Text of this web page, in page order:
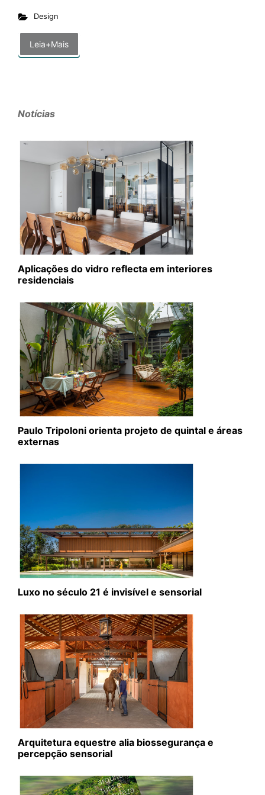
Design
Leia+Mais
Notícias
Aplicações do vidro reflecta em interiores
residenciais
Paulo Tripoloni orienta projeto de quintal e áreas
externas
Luxo no século 21 é invisível e sensorial
Arquitetura equestre alia biossegurança e
percepção sensorial